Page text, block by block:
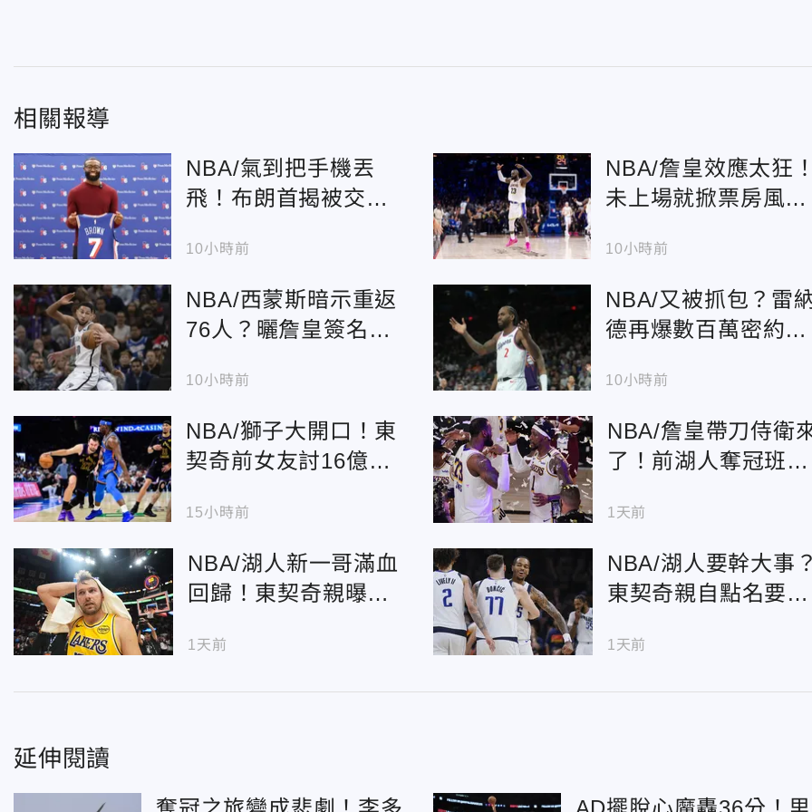
相關報導
NBA/氣到把手機丟
飛！布朗首揭被交易
圖姆聯絡
10小時前
NBA/詹皇效應太狂
未上場就掀票房風
暴增1454%
10小時前
NBA/西蒙斯暗示重返
76人？曬詹皇簽名鞋
10小時前
NBA/又被抓包？雷
德再爆數百萬密約
下送錢」
10小時前
NBA/獅子大開口！東
契奇前女友討16億贍
15小時前
NBA/詹皇帶刀侍衛
了！前湖人奪冠班底
聚拚冠
1天前
NBA/湖人新一哥滿血
回歸！東契奇親曝「1
壯身材
1天前
NBA/湖人要幹大事
東契奇親自點名要
重聚
1天前
延伸閱讀